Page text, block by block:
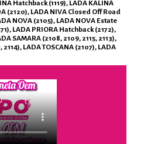
Hatchback (1119), LADA KALINA
(2120), LADA NIVA Closed Off Road
NOVA (2105), LADA NOVA Estate
LADA PRIORA Hatchback (2172),
SAMARA (2108, 2109, 2115, 2113),
LADA TOSCANA (2107), LADA